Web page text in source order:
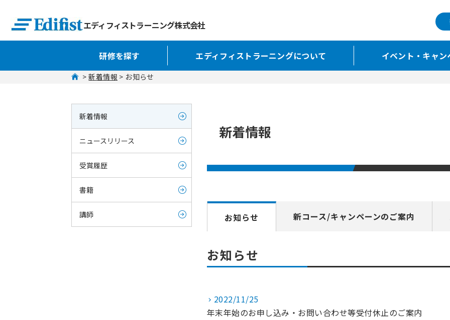
エディフィストラーニング株式会社
研修を探す エディフィストラーニングについて イベント・キャン
> 新着情報 > お知らせ
新着情報
お知らせ 新コース/キャンペーンのご案内
お知らせ
2022/11/25
年末年始のお申し込み・お問い合わせ等受付休止のご案内
新着情報
ニュースリリース
受賞履歴
書籍
講師